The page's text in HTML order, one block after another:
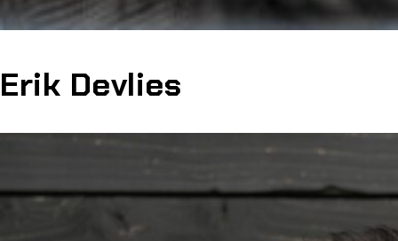
Erik Devlies